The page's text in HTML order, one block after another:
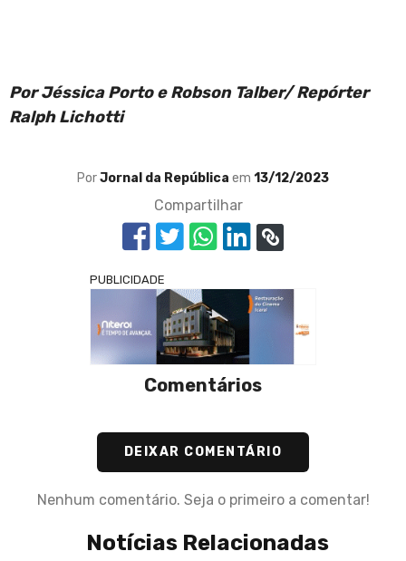
Por Jéssica Porto e Robson Talber/ Repórter
Ralph Lichotti
PorJornal da República em 13/12/2023
Compartilhar
PUBLICIDADE
Comentários
DEIXAR COMENTÁRIO
Nenhum comentário. Seja o primeiro a comentar!
Notícias Relacionadas